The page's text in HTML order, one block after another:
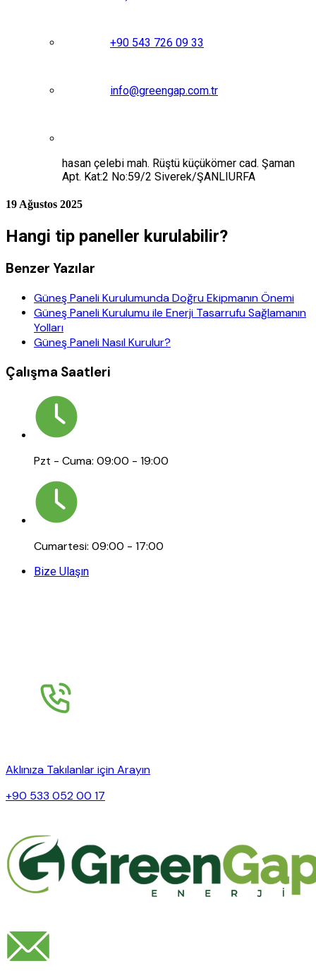
+90 543 726 09 33
info@greengap.com.tr
hasan çelebi mah. Rüştü küçükömer cad. Şaman
Apt. Kat:2 No:59/2 Siverek/ŞANLIURFA
19 Ağustos 2025
Hangi tip paneller kurulabilir?
Benzer Yazılar
Güneş Paneli Kurulumunda Doğru Ekipmanın Önemi
Güneş Paneli Kurulumu ile Enerji Tasarrufu Sağlamanın
Yolları
Güneş Paneli Nasıl Kurulur?
Çalışma Saatleri
Pzt - Cuma: 09:00 - 19:00
Cumartesi: 09:00 - 17:00
Bize Ulaşın
Aklınıza Takılanlar için Arayın
+90 533 052 00 17